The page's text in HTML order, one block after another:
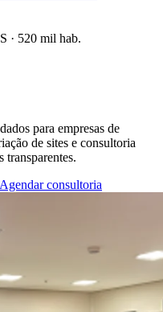
· 520 mil hab.
para empresas de
de sites e consultoria
transparentes.
Agendar consultoria